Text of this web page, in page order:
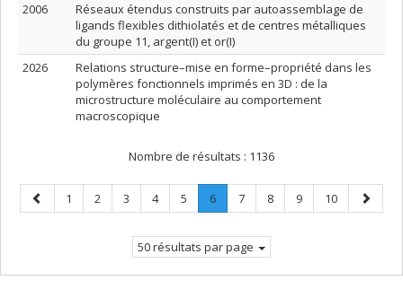
2006
Réseaux étendus construits par autoassemblage de
ligands flexibles dithiolatés et de centres métalliques
du groupe 11, argent(I) et or(I)
2026
Relations structure–mise en forme–propriété dans les
polymères fonctionnels imprimés en 3D : de la
microstructure moléculaire au comportement
macroscopique
Nombre de résultats : 1136
Page
précédente
Page
1 Page
2 Page
3 Page
4 Page
5 Page
6.
Page
Page
7 Page
8 Page
9 Page
10
Page
50 résultats par page